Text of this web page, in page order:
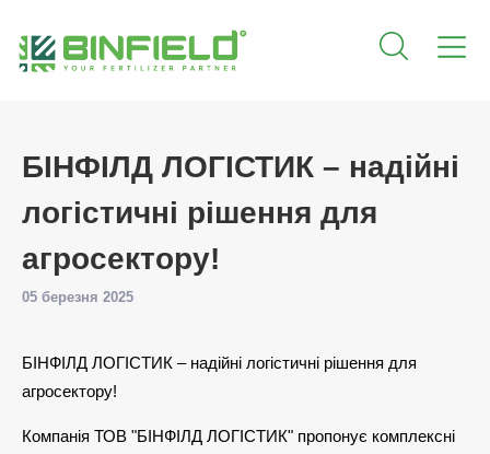
БІНФІЛД ЛОГІСТИК – надійні
логістичні рішення для
агросектору!
05 березня 2025
БІНФІЛД ЛОГІСТИК – надійні логістичні рішення для
агросектору!
Компанія ТОВ "БІНФІЛД ЛОГІСТИК" пропонує комплексні